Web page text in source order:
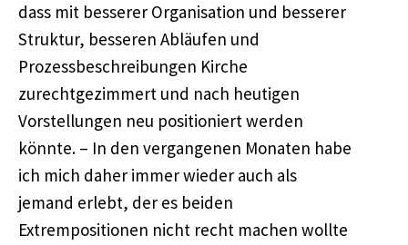
dass mit besserer Organisation und besserer
Struktur, besseren Abläufen und
Prozessbeschreibungen Kirche
zurechtgezimmert und nach heutigen
Vorstellungen neu positioniert werden
könnte. – In den vergangenen Monaten habe
ich mich daher immer wieder auch als
jemand erlebt, der es beiden
Extrempositionen nicht recht machen wollte